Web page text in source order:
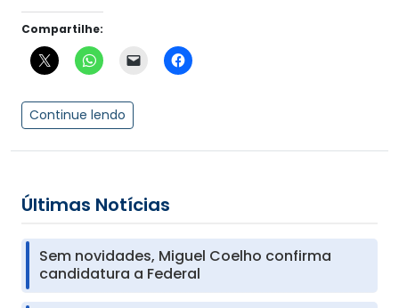
Compartilhe:
Continue lendo
Últimas Notícias
Sem novidades, Miguel Coelho confirma
candidatura a Federal